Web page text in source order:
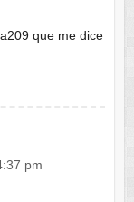
que me dice
pm